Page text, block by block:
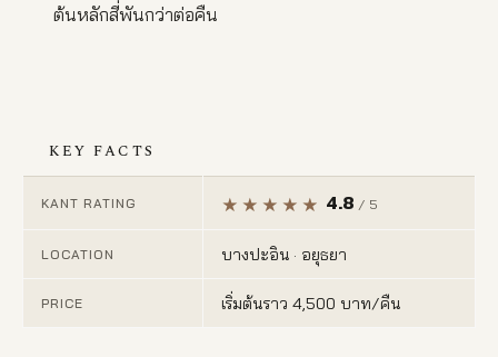
ต้นหลักสี่พันกว่าต่อคืน
KEY FACTS
KANT RATING 4.8 / 5
LOCATION บางปะอิน · อยุธยา
PRICE เริ่มต้นราว 4,500 บาท/คืน